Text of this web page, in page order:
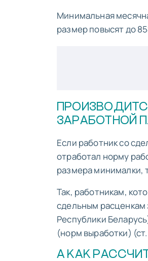
Минимальная
размер повысят до
ЗАРАБОТНОЙ
Если работник со
отработал норму
размера минималки,
Так, работникам,
сдельным расценкам
Республики
(норм выработки)
А КАК